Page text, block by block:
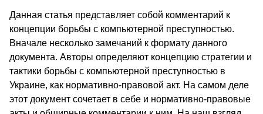
Данная статья представляет собой комментарий к
концепции борьбы с компьютерной преступностью.
Вначале несколько замечаний к формату данного
документа. Авторы определяют концепцию стратегии и
тактики борьбы с компьютерной преступностью в
Украине, как нормативно-правовой акт. На самом деле
этот документ сочетает в себе и нормативно-правовые